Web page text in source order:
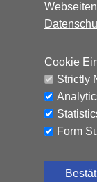
CO₂-
Cookie
Strictly
Form